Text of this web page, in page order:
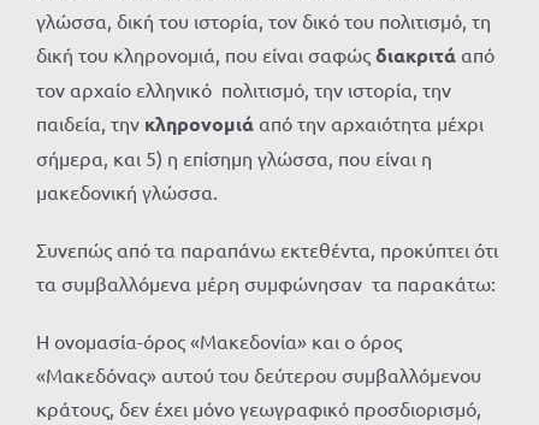
γλώσσα, δική του ιστορία, τον δικό του πολιτισμό, τη
δική του κληρονομιά, που είναι σαφώς διακριτά από
τον αρχαίο ελληνικό πολιτισμό, την ιστορία, την
παιδεία, την κληρονομιά από την αρχαιότητα μέχρι
σήμερα, και 5) η επίσημη γλώσσα, που είναι η
μακεδονική γλώσσα.
Συνεπώς από τα παραπάνω εκτεθέντα, προκύπτει ότι
τα συμβαλλόμενα μέρη συμφώνησαν τα παρακάτω:
Η ονομασία-όρος «Μακεδονία» και ο όρος
«Μακεδόνας» αυτού του δεύτερου συμβαλλόμενου
κράτους, δεν έχει μόνο γεωγραφικό προσδιορισμό,